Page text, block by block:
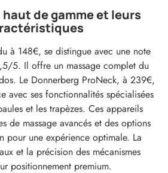
haut de gamme et leurs
à 148€, se distingue avec une note
5. Il offre un massage complet du
Le Donnerberg ProNeck, à 239€,
avec ses fonctionnalités spécialisées
et les trapèzes. Ces appareils
de massage avancés et des options
pour une expérience optimale. La
et la précision des mécanismes
positionnement premium.